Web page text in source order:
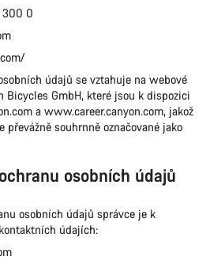
300 0
údajů se vztahuje na webové
Bicycles GmbH, které jsou k dispozici
a www.career.canyon.com, jakož
převážně souhrnně označované jako
osobních údajů
osobních údajů správce je k
údajích: